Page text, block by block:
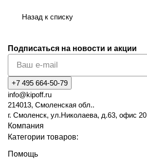
Назад к списку
Подписаться на новости и акции
+7 495 664-50-79
info@kipoff.ru
214013, Смоленская обл..
г. Смоленск, ул.Николаева, д.63, офис 20
Компания
Категории товаров:
Помощь